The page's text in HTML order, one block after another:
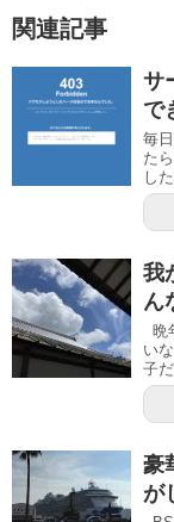
関連記事
サ
で
毎
た
し
我
ん
晩
い
子
豪
が